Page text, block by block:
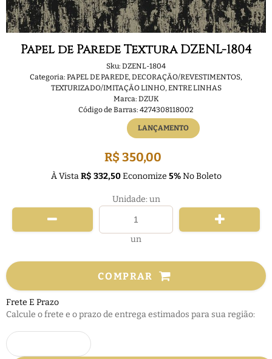
Papel de Parede Textura DZENL-1804
Sku: DZENL-1804
Categoria: PAPEL DE PAREDE,DECORAÇÃO/REVESTIMENTOS,
TEXTURIZADO/IMITAÇÃO LINHO,ENTRE LINHAS
Marca: DZUK
Código de Barras: 4274308118002
LANÇAMENTO
R$ 350,00
À VistaR$ 332,50Economize 5%No Boleto
Unidade: un
un
COMPRAR
Frete E Prazo
Calcule o frete e o prazo de entrega estimados para sua região: